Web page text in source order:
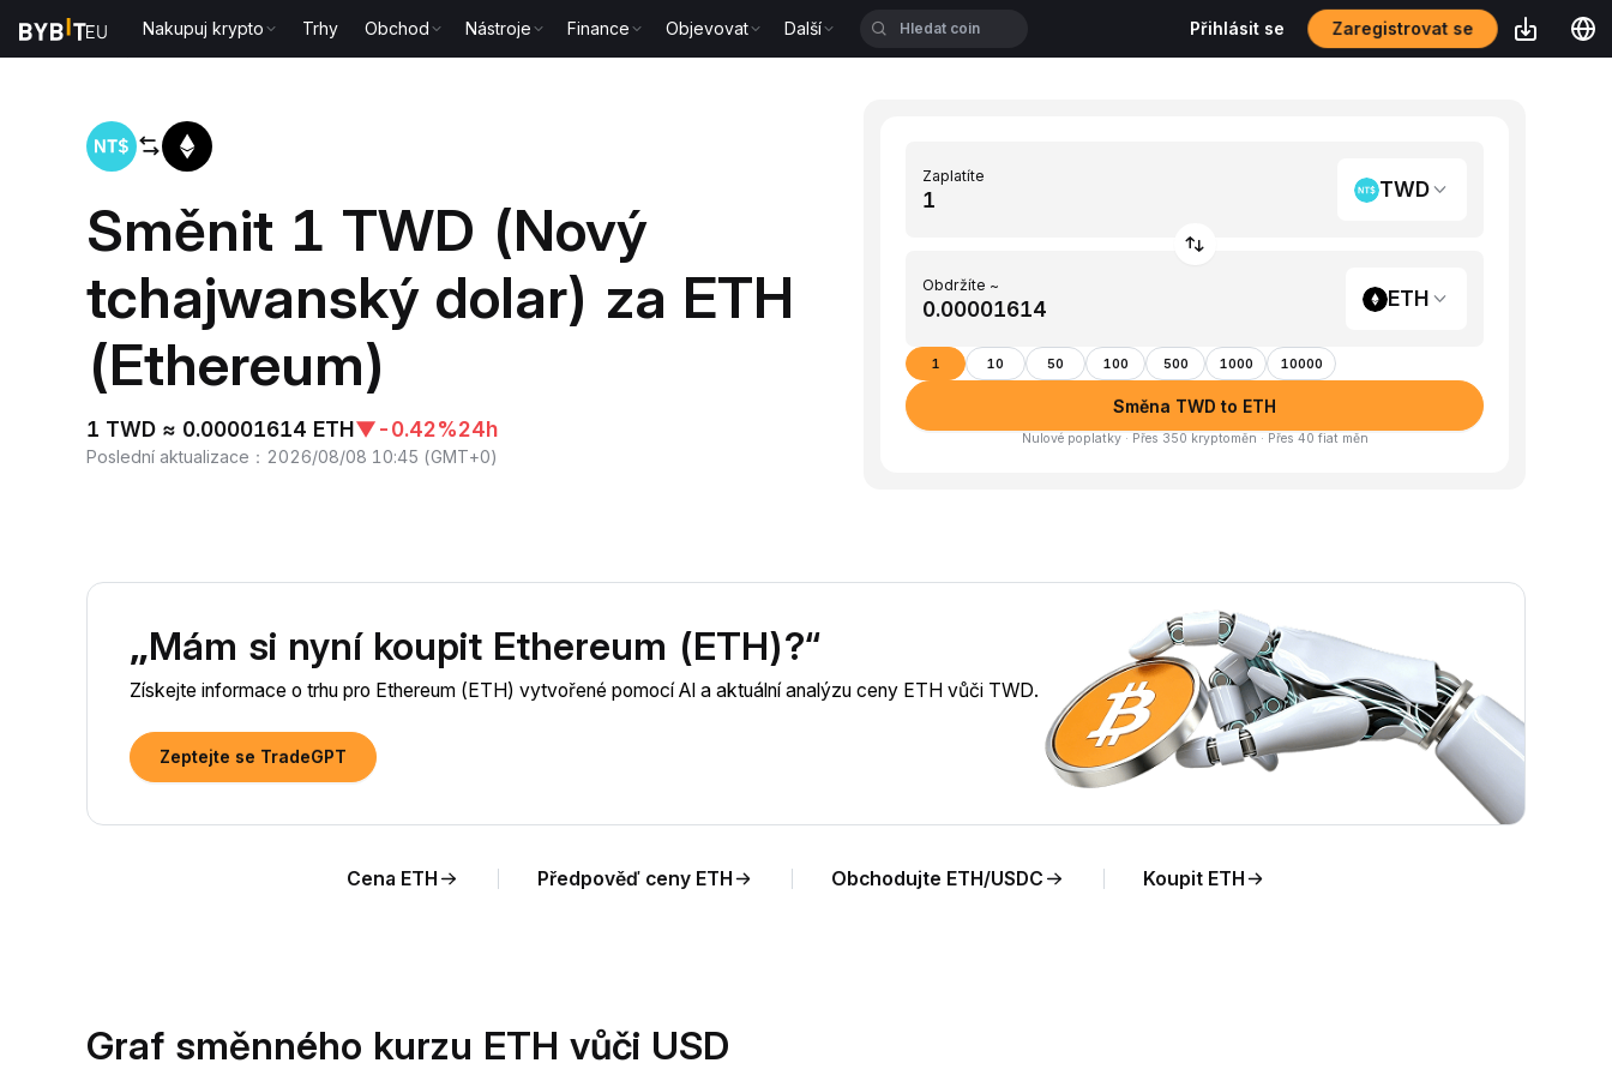
Nakupuj krypto Trhy Obchod Nástroje Finance Objevovat Další Přihlásit se Zaregistrovat se
Směnit 1 TWD (Nový
tchajwanský dolar) za ETH
(Ethereum)
1 TWD ≈ 0.00001614 ETH▼-0.42%24h
Poslední aktualizace ： 2026/08/08 10:45 (GMT+0)
Zaplatíte
TWD
Obdržíte ~
ETH
1 10 50 100 500 1000 10000
Směna TWD to ETH
Nulové poplatky · Přes 350 kryptoměn · Přes 40 fiat měn
„Mám si nyní koupit Ethereum (ETH)?“
Získejte informace o trhu pro Ethereum (ETH) vytvořené pomocí AI a aktuální analýzu ceny ETH vůči TWD.
Zeptejte se TradeGPT
Cena ETH Předpověď ceny ETH Obchodujte ETH/USDC Koupit ETH
Graf směnného kurzu ETH vůči USD